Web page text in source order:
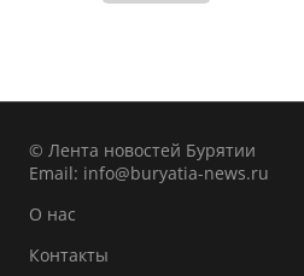
© Лента новостей Бурятии
Email: info@buryatia-news.ru
О нас
Контакты